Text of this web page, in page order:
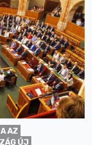
AZ
ÚJ